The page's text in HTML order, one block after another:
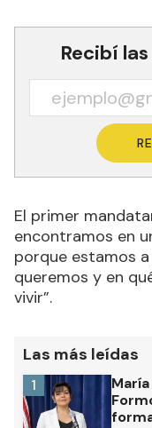
Recibí
El primer
encontramos en
porque estamos
queremos y en
vivir”.
Las más leídas
1